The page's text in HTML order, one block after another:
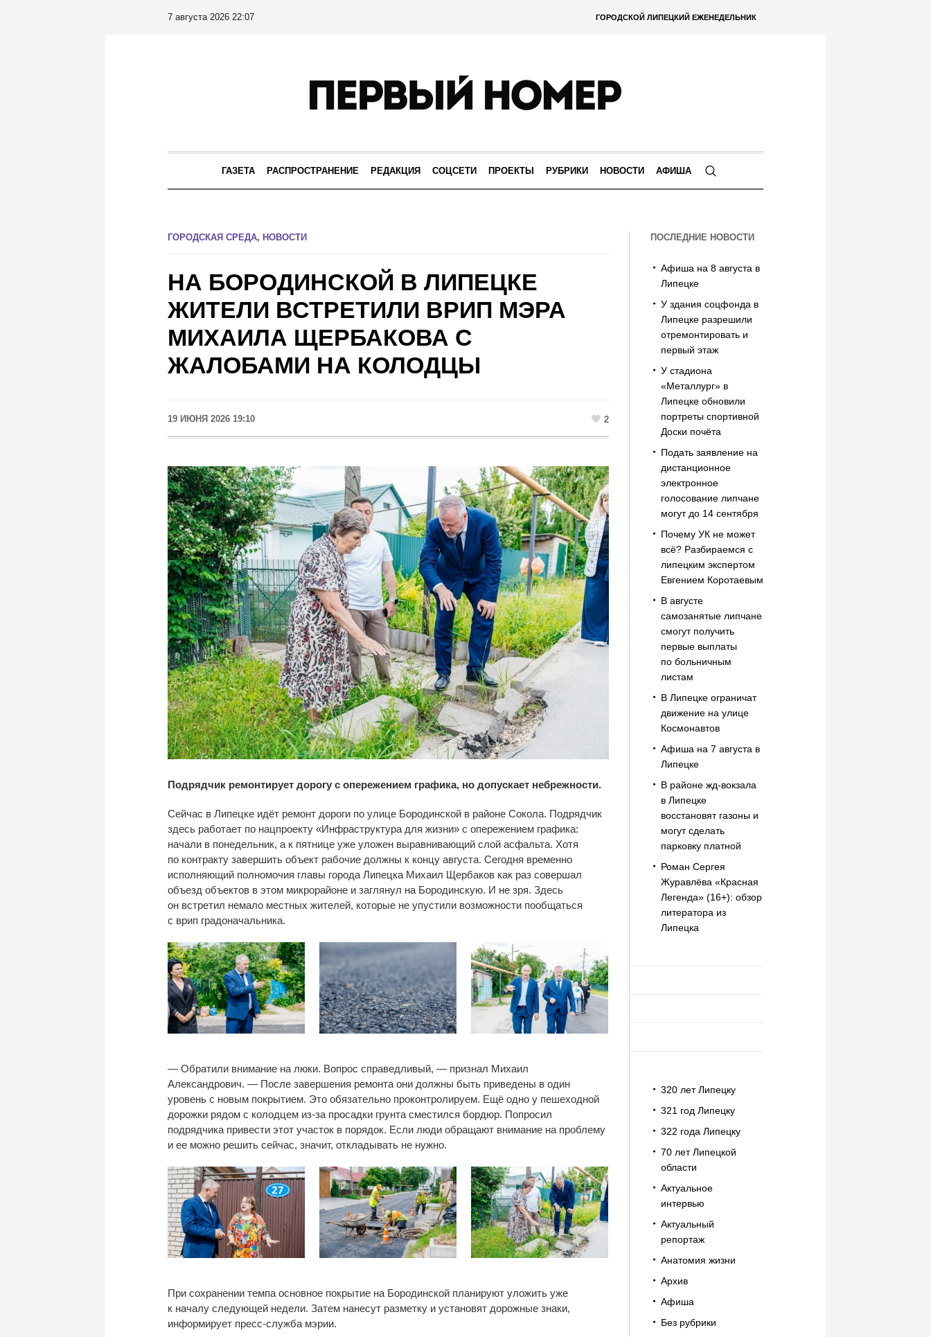
ГОРОДСКОЙ ЛИПЕЦКИЙ ЕЖЕНЕДЕЛЬНИК
7 августа 2026 22:07
ГАЗЕТА РАСПРОСТРАНЕНИЕ РЕДАКЦИЯ СОЦСЕТИ ПРОЕКТЫ РУБРИКИ НОВОСТИ АФИША
ГОРОДСКАЯ СРЕДА, НОВОСТИ
НА БОРОДИНСКОЙ В ЛИПЕЦКЕ
ЖИТЕЛИ ВСТРЕТИЛИ ВРИП МЭРА
МИХАИЛА ЩЕРБАКОВА С
ЖАЛОБАМИ НА КОЛОДЦЫ
19 ИЮНЯ 2026 19:10 2
Подрядчик ремонтирует дорогу с опережением графика, но допускает небрежности.
Сейчас в Липецке идёт ремонт дороги по улице Бородинской в районе Сокола. Подрядчик
здесь работает по нацпроекту «Инфраструктура для жизни» с опережением графика:
начали в понедельник, а к пятнице уже уложен выравнивающий слой асфальта. Хотя
по контракту завершить объект рабочие должны к концу августа. Сегодня временно
исполняющий полномочия главы города Липецка Михаил Щербаков как раз совершал
объезд объектов в этом микрорайоне и заглянул на Бородинскую. И не зря. Здесь
он встретил немало местных жителей, которые не упустили возможности пообщаться
с врип градоначальника.
— Обратили внимание на люки. Вопрос справедливый, — признал Михаил
Александрович. — После завершения ремонта они должны быть приведены в один
уровень с новым покрытием. Это обязательно проконтролируем. Ещё одно у пешеходной
дорожки рядом с колодцем из-запросадки грунта сместился бордюр. Попросил
подрядчика привести этот участок в порядок. Если люди обращают внимание на проблему
и ее можно решить сейчас, значит, откладывать не нужно.
При сохранении темпа основное покрытие на Бородинской планируют уложить уже
к началу следующей недели. Затем нанесут разметку и установят дорожные знаки,
информирует пресс-служба мэрии.
ПОСЛЕДНИЕ НОВОСТИ
Афиша на 8 августа в
Липецке
У здания соцфонда в
Липецке разрешили
отремонтировать и
первый этаж
У стадиона
«Металлург» в
Липецке обновили
портреты спортивной
Доски почёта
Подать заявление на
дистанционное
электронное
голосование липчане
могут до 14 сентября
Почему УК не может
всё? Разбираемся с
липецким экспертом
Евгением Коротаевым
В августе
самозанятые липчане
смогут получить
первые выплаты
по больничным
листам
В Липецке ограничат
движение на улице
Космонавтов
Афиша на 7 августа в
Липецке
В районе жд-вокзала
в Липецке
восстановят газоны и
могут сделать
парковку платной
Роман Сергея
Журавлёва «Красная
Легенда» (16+): обзор
литератора из
Липецка
320 лет Липецку
321 год Липецку
322 года Липецку
70 лет Липецкой
области
Актуальное
интервью
Актуальный
репортаж
Анатомия жизни
Архив
Афиша
Без рубрики